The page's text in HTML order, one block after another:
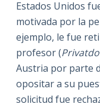
Estados Unidos
motivada por la
ejemplo, le fue
profesor (
Austria por parte
opositar a su
solicitud fue